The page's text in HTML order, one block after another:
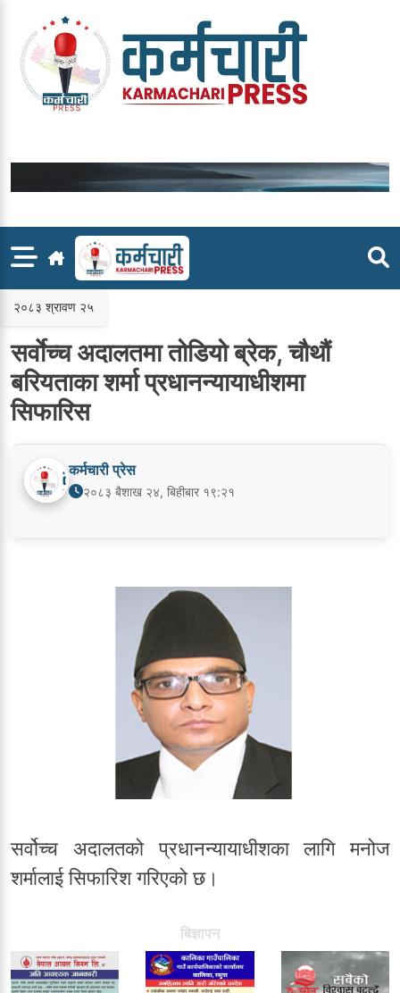
content
२०८३ श्रावण २५
सर्वाेच्च अदालतमा तोडियो ब्रेक, चौथौं
बरियताका शर्मा प्रधानन्यायाधीशमा
सिफारिस
कर्मचारी प्रेस
२०८३ बैशाख २४, बिहीबार १९:२१
सर्वोच्च अदालतको प्रधानन्यायाधीशका लागि मनोज
शर्मालाई सिफारिश गरिएको छ।
बिज्ञापन